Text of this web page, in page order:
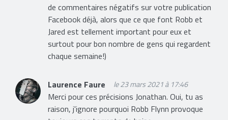
de commentaires négatifs sur votre publication
Facebook déjà, alors que ce que font Robb et
Jared est tellement important pour eux et
surtout pour bon nombre de gens qui regardent
chaque semaine!)
Laurence Faure le 23 mars 2021 à 17:46
Merci pour ces précisions Jonathan. Oui, tu as
raison, j'ignore pourquoi Robb Flynn provoque